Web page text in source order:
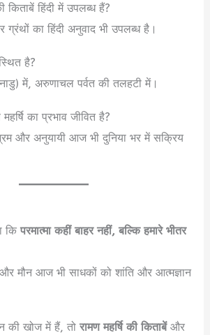
किताबें हिंदी में उपलब्ध हैं?
का हिंदी अनुवाद भी उपलब्ध है।
है?
में, अरुणाचल पर्वत की तलहटी में।
का प्रभाव जीवित है?
और अनुयायी आज भी दुनिया भर में सक्रिय
किपरमात्मा कहीं बाहर नहीं, बल्कि हमारे भीतर
और मौन आज भी साधकों को शांति और आत्मज्ञान
की खोज में हैं, तोरामण महर्षि की किताबेंऔर